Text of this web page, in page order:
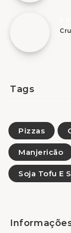
Tags
Pizzas
Manjericão
Soja Tofu E